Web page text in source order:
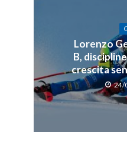
Lorenzo
B,
crescita
24/